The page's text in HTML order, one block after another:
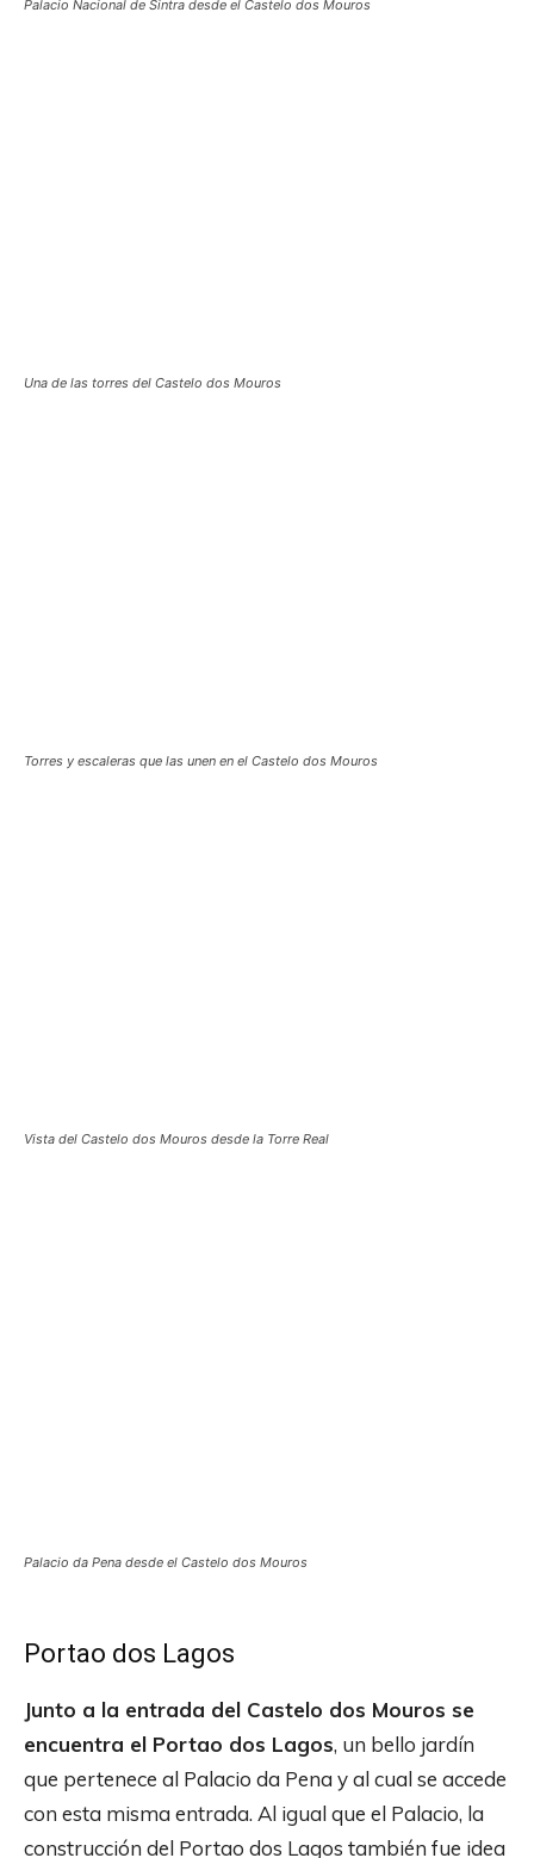
Palacio Nacional de Sintra desde el Castelo dos Mouros
Una de las torres del Castelo dos Mouros
Torres y escaleras que las unen en el Castelo dos Mouros
Vista del Castelo dos Mouros desde la Torre Real
Palacio da Pena desde el Castelo dos Mouros
Portao dos Lagos
Junto a la entrada del Castelo dos Mouros se
encuentra el Portao dos Lagos, un bello jardín
que pertenece al Palacio da Pena y al cual se accede
con esta misma entrada. Al igual que el Palacio, la
construcción del Portao dos Lagos también fue idea